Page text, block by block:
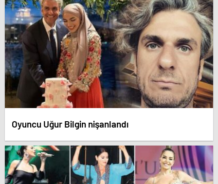
Oyuncu Uğur Bilgin nişanlandı